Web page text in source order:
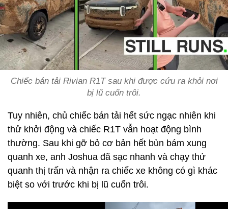
Chiếc bán tải Rivian R1T sau khi được cứu ra khỏi nơi
bị lũ cuốn trôi.
Tuy nhiên, chủ chiếc bán tải hết sức ngạc nhiên khi
thử khởi động và chiếc R1T vẫn hoạt động bình
thường. Sau khi gỡ bỏ cơ bản hết bùn bám xung
quanh xe, anh Joshua đã sạc nhanh và chạy thử
quanh thị trấn và nhận ra chiếc xe không có gì khác
biệt so với trước khi bị lũ cuốn trôi.